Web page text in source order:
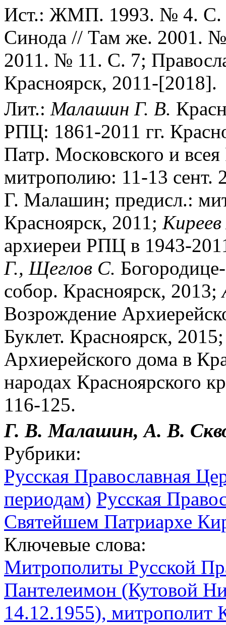
Ист.: ЖМП. 1993. № 4. С.
Синода // Там же. 2001.
2011. № 11. С. 7;
Красноярск, 2011-[2018].
Лит.: Малашин Г. В.
РПЦ: 1861-2011 гг.
Патр. Московского и
митрополию: 11-13
Г. Малашин; предисл.:
Красноярск, 2011;
архиереи РПЦ в 1943-
Г., Щеглов С.
собор. Красноярск, 2013;
Возрождение
Буклет. Красноярск,
Архиерейского дома в
народах Красноярского
116-125.
Г. В. Малашин, А. В.
Рубрики:
Русская Православная
периодам) Русская
Святейшем Патриархе
Ключевые слова:
Митрополиты Русской
Пантелеимон (Кутовой
14.12.1955), митрополит